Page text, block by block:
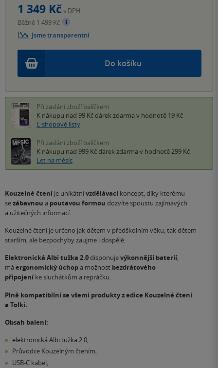
Do košíku
1 349 Kč s DPH
Běžně 1 499 Kč
Jsme transparentní
Při zaslání zboží balíčkem
K nákupu nad 99 Kč dárek zdarma v hodnotě 19 Kč
E-shopové listy
Při zaslání zboží balíčkem
K nákupu nad 999 Kč dárek zdarma v hodnotě 299 Kč
Let na měsíc
Kouzelné čtení je unikátnívzdělávací koncept, díky kterému
sezábavnou a poutavou formou dozvíte spoustu zajímavých
a užitečných informací.
Kouzelné čtení je určeno jak dětem v předškolním věku, tak dětem
starším, ale bezpochyby zaujme i dospělé.
Elektronická Albi tužka 2.0disponujevýkonnější baterií,
má ergonomický úchopa možnost bezdrátového
připojení ke sluchátkům a repráčku.
Plně kompatibilní se všemi produkty z edice Kouzelné čtení
a Tolki.
Obsah balení:
elektronická Albi tužka 2.0,
Průvodce Kouzelným čtením,
USB-C kabel,